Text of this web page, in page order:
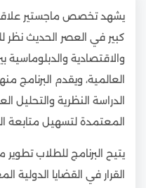
يشهد تخصص ماجستير
كبير في العصر الحديث نظر
والاقتصادية
العالمية، ويقدم البرنامج
الدراسة النظرية والتحليل
المعتمدة لتسهيل متابعة
يتيح البرنامج للطلاب تطوير
القرار في القضايا